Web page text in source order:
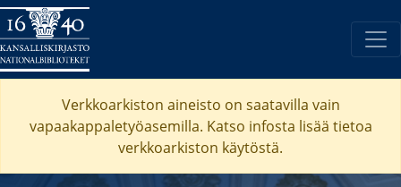
Verkkoarkiston aineisto on saatavilla vain
vapaakappaletyöasemilla. Katso infosta lisää tietoa
verkkoarkiston käytöstä.